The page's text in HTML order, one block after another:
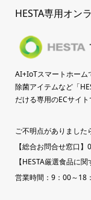
HESTA専用オン
AI+IoTスマートホーム
除菌アイテムなど「
だける専用のECサイト
ご不明点がありました
【総合お問合せ窓口
【HESTA厳選食品に
営業時間：9：00～